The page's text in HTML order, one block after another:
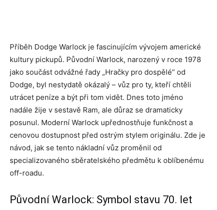
Příběh Dodge Warlock je fascinujícím vývojem americké
kultury pickupů. Původní Warlock, narozený v roce 1978
jako součást odvážné řady „Hračky pro dospělé“ od
Dodge, byl nestydatě okázalý – vůz pro ty, kteří chtěli
utrácet peníze a být při tom vidět. Dnes toto jméno
nadále žije v sestavě Ram, ale důraz se dramaticky
posunul. Moderní Warlock upřednostňuje funkčnost a
cenovou dostupnost před ostrým stylem originálu. Zde je
návod, jak se tento nákladní vůz proměnil od
specializovaného sběratelského předmětu k oblíbenému
off-roadu.
Původní Warlock: Symbol stavu 70. let